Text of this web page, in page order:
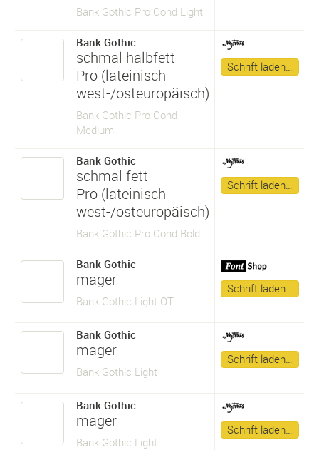
Bank Gothic Pro Cond Light
Bank Gothic
schmal halbfett
Pro (lateinisch
west-/osteuropäisch)
Bank Gothic Pro Cond
Medium
Schrift laden…
Bank Gothic
schmal fett
Pro (lateinisch
west-/osteuropäisch)
Bank Gothic Pro Cond Bold
Schrift laden…
Bank Gothic
mager
Bank Gothic Light OT
Schrift laden…
Bank Gothic
mager
Bank Gothic Light
Schrift laden…
Bank Gothic
mager
Bank Gothic Light
Schrift laden…